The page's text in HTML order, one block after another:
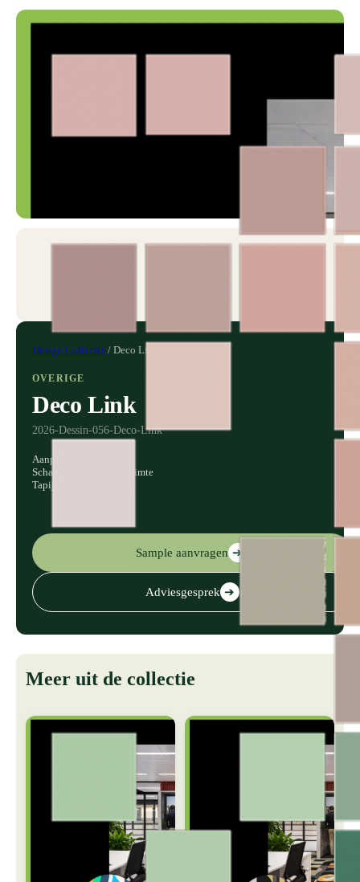
Design Collectie / Deco Link
OVERIGE
Deco Link
2026-Dessin-056-Deco-Link
Aanpasbaar in kleur
Schaalbaar voor elke ruimte
Tapijt, vinyl en behang
Sample aanvragen ➔
Adviesgesprek ➔
Meer uit de collectie